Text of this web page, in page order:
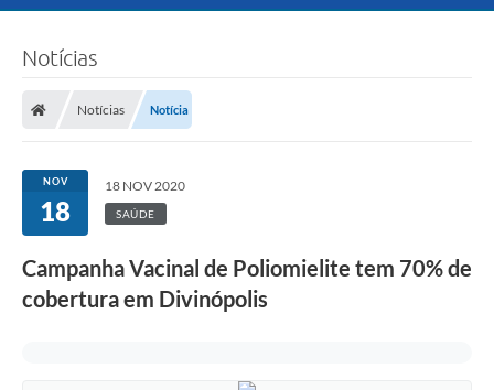
Notícias
Notícias Notícia
NOV
18
18 NOV 2020
SAÚDE
Campanha Vacinal de Poliomielite tem 70% de
cobertura em Divinópolis